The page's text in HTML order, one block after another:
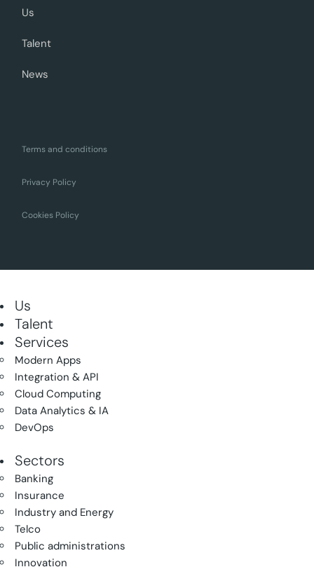
Us
Talent
News
Terms and conditions
Privacy Policy
Cookies Policy
Us
Talent
Services
Modern Apps
Integration & API
Cloud Computing
Data Analytics & IA
DevOps
Sectors
Banking
Insurance
Industry and Energy
Telco
Public administrations
Innovation